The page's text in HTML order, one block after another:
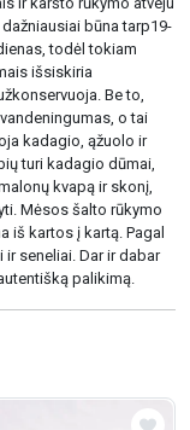
būna tarp19-
todėl tokiam
išsiskiria
Be to,
o tai
kadagio, ąžuolo ir
turi kadagio dūmai,
kvapą ir skonį,
Mėsos šalto rūkymo
kartos į kartą. Pagal
seneliai. Dar ir dabar
palikimą.